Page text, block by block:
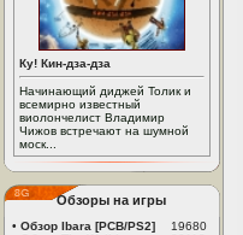
Ку! Кин-дза-дза
Начинающий диджей Толик и
всемирно известный
виолончелист Владимир
Чижов встречают на шумной
моск...
Обзоры на игры
• Обзор Ibara [PCB/PS2]
19680